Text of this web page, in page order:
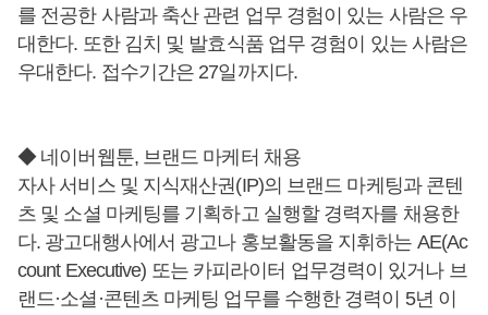
를 전공한 사람과 축산 관련 업무 경험이 있는 사람은 우
대한다. 또한 김치 및 발효식품 업무 경험이 있는 사람은
우대한다. 접수기간은 27일까지다.
◆ 네이버웹툰, 브랜드 마케터 채용
자사 서비스 및 지식재산권(IP)의 브랜드 마케팅과 콘텐
츠 및 소셜 마케팅를 기획하고 실행할 경력자를 채용한
다. 광고대행사에서 광고나 홍보활동을 지휘하는 AE(Ac
count Executive) 또는 카피라이터 업무경력이 있거나 브
랜드·소셜·콘텐츠 마케팅 업무를 수행한 경력이 5년 이